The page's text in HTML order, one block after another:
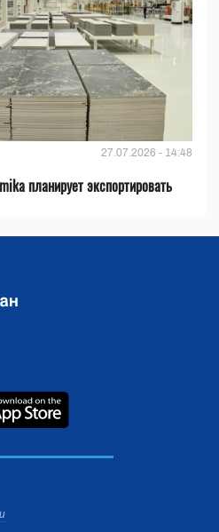
27.07.2026 - 14:48
планирует экспортировать